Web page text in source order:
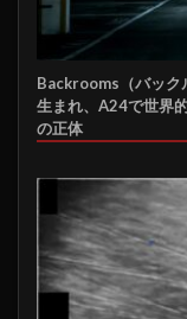
Backrooms（バック
生まれ、A24で世界
の正体